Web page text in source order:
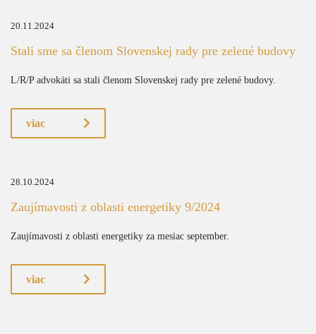
20.11.2024
Stali sme sa členom Slovenskej rady pre zelené budovy
L/R/P advokáti sa stali členom Slovenskej rady pre zelené budovy.
viac
28.10.2024
Zaujímavosti z oblasti energetiky 9/2024
Zaujímavosti z oblasti energetiky za mesiac september.
viac